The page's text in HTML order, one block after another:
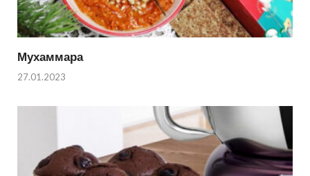
Мухаммара
27.01.2023